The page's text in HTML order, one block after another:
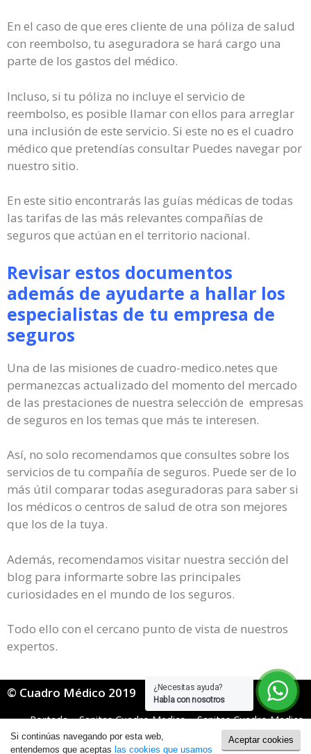
¿Necesitas ayuda?
Habla con nosotros
En el caso de que eres cliente de una póliza de salud
con reembolso, tu aseguradora se hará cargo una
parte de los gastos del médico.
Incluso, si tu póliza no incluye el servicio de
reembolso, es posible llamar con ellos para arreglar
una inclusión de este servicio. Si este no es el cuadro
médico que pretendías consultar Puedes navegar por
nuestro sitio.
En este sitio encontrarás las guías médicas de todas
las tarifas de las más relevantes compañías de
seguros que actúan en el territorio nacional.
Revisar estos documentos
además de ayudarte a hallar los
especialistas de tu empresa de
seguros
Una de las misiones de cuadro-medico.netes que
permanezcas actualizado del momento del mercado
de las prestaciones de nuestra selección de empresas
de seguros en los temas que más te interesen.
Así, no solo recomendamos que consultes sobre los
servicios de tu compañía de seguros. Puede ser de lo
más útil comparar todas aseguradoras para saber si
los médicos o centros de salud de otra son mejores
que los de la tuya.
Además, recomendamos visitar nuestra sección del
blog para informarte sobre las principales
curiosidades en el mundo de los seguros.
Todo ello con el cercano punto de vista de nuestros
expertos.
© Cuadro Médico 2019
Portada»Sanitas Cuadro Medico»Sanitas Cuadro Medico
Mugeju»sanitas mugeju cuadro medico Cáceres
Política de Cookies|Política de Privacidad
Aceptar cookies
Si continúas navegando por esta web,
entendemos que aceptas las cookies que usamos